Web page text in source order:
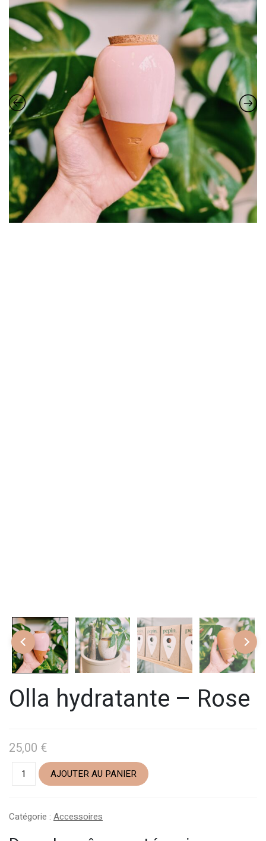
Olla hydratante – Rose
25,00 €
AJOUTER AU PANIER
Catégorie : Accessoires